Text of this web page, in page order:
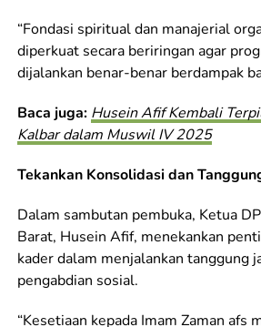
“Fondasi spiritual dan manajerial
diperkuat secara beriringan agar
dijalankan benar-benar berdampak
Baca juga: Husein Afif Kembali
Kalbar dalam Muswil IV 2025
Tekankan Konsolidasi dan
Dalam sambutan pembuka, Ketua
Barat, Husein Afif, menekankan
kader dalam menjalankan tanggung
pengabdian sosial.
“Kesetiaan kepada Imam Zaman afs